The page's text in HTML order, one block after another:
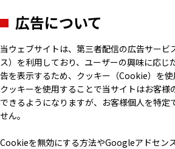
広告について
当ウェブサイトは、第三者配信の広告サー
ス）を利用しており、ユーザーの興味に応じ
告を表示するため、クッキー（Cookie）を使
クッキーを使用することで当サイトはお客様
できるようになりますが、お客様個人を特定
せん。
Cookieを無効にする方法やGoogleアドセン